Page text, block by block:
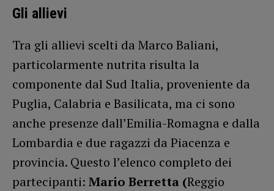
Gli allievi
Tra gli allievi scelti da Marco Baliani,
particolarmente nutrita risulta la
componente dal Sud Italia, proveniente da
Puglia, Calabria e Basilicata, ma ci sono
anche presenze dall’Emilia-Romagna e dalla
Lombardia e due ragazzi da Piacenza e
provincia. Questo l’elenco completo dei
partecipanti: Mario Berretta (Reggio